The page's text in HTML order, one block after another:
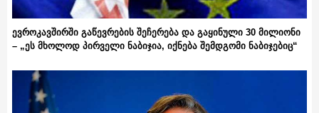
ევროკავშირში გაწევრების შეჩერება და გაყინული 30 მილიონი
– „ეს მხოლოდ პირველი ნაბიჯია, იქნება შემდგომი ნაბიჯებიც“